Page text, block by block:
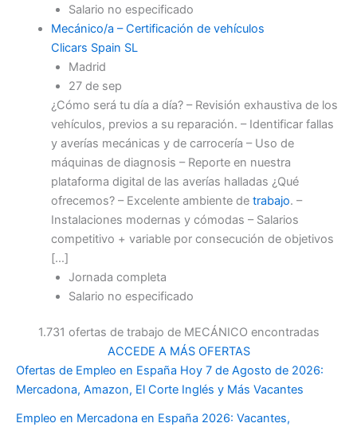
Salario no especificado
Mecánico/a – Certificación de vehículos
Clicars Spain SL
Madrid
27 de sep
¿Cómo será tu día a día? – Revisión exhaustiva de los
vehículos, previos a su reparación. – Identificar fallas
y averías mecánicas y de carrocería – Uso de
máquinas de diagnosis – Reporte en nuestra
plataforma digital de las averías halladas ¿Qué
ofrecemos? – Excelente ambiente de trabajo. –
Instalaciones modernas y cómodas – Salarios
competitivo + variable por consecución de objetivos
[…]
Jornada completa
Salario no especificado
1.731 ofertas de trabajo de MECÁNICO encontradas
ACCEDE A MÁS OFERTAS
Ofertas de Empleo en España Hoy 7 de Agosto de 2026:
Mercadona, Amazon, El Corte Inglés y Más Vacantes
Empleo en Mercadona en España 2026: Vacantes,